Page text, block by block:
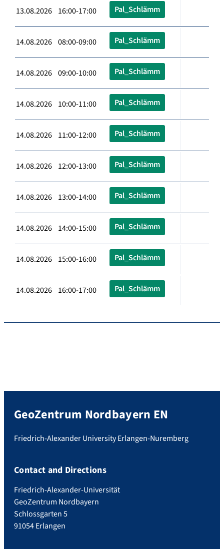
13.08.2026 16:00-17:00 Pal_Schlämm
14.08.2026 08:00-09:00 Pal_Schlämm
14.08.2026 09:00-10:00 Pal_Schlämm
14.08.2026 10:00-11:00 Pal_Schlämm
14.08.2026 11:00-12:00 Pal_Schlämm
14.08.2026 12:00-13:00 Pal_Schlämm
14.08.2026 13:00-14:00 Pal_Schlämm
14.08.2026 14:00-15:00 Pal_Schlämm
14.08.2026 15:00-16:00 Pal_Schlämm
14.08.2026 16:00-17:00 Pal_Schlämm
GeoZentrum Nordbayern EN
Friedrich-Alexander University Erlangen-Nuremberg
Contact and Directions
Friedrich-Alexander-Universität
GeoZentrum Nordbayern
Schlossgarten 5
91054 Erlangen